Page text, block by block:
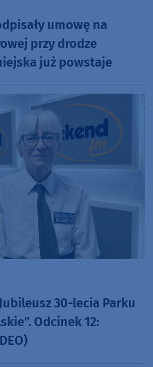
umowę na
przy drodze
już powstaje
30-lecia Parku
Odcinek 12: